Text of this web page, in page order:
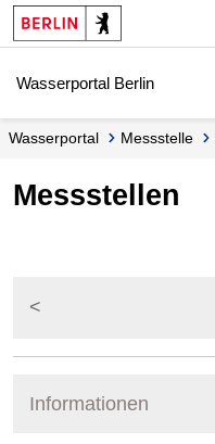
Springe zur Navigation
Springe zum Inhalt
Wasserportal Berlin
Wasserportal Messstelle
Messstellen
Informationen